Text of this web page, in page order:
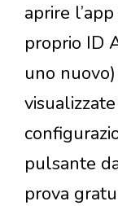
aprire
proprio ID
uno
pulsante
prova